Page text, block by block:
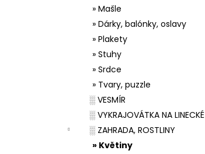
» Mašle
» Dárky, balónky, oslavy
» Plakety
» Stuhy
» Srdce
» Tvary, puzzle
░ VESMÍR
░ VYKRAJOVÁTKA NA LINECKÉ
░ ZAHRADA, ROSTLINY
» Květiny